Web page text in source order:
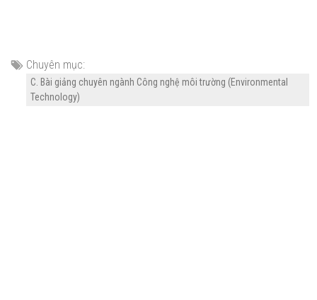
Chuyên mục:
C. Bài giảng chuyên ngành Công nghệ môi trường (Environmental
Technology)